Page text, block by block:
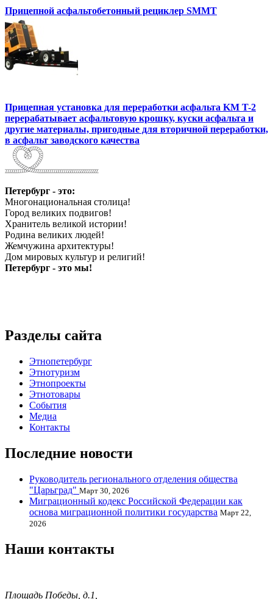
Прицепной асфальтобетонный рециклер SMMT
Прицепная установка для переработки асфальта KM T-2
перерабатывает асфальтовую крошку, куски асфальта и
другие материалы, пригодные для вторичной переработки,
в асфальт заводского качества
Петербург - это:
Многонациональная столица!
Город великих подвигов!
Хранитель великой истории!
Родина великих людей!
Жемчужина архитектуры!
Дом мировых культур и религий!
Петербург - это мы!
Разделы сайта
Этнопетербург
Этнотуризм
Этнопроекты
Этнотовары
События
Медиа
Контакты
Последние новости
Руководитель регионального отделения общества
"Царьград" Март 30, 2026
Миграционный кодекс Российской Федерации как
основа миграционной политики государства Март 22,
2026
Наши контакты
Площадь Победы, д.1,